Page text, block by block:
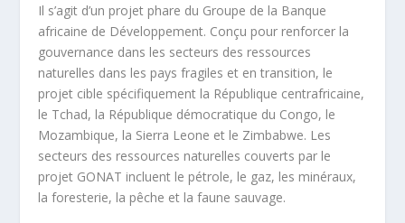
Il s’agit d’un projet phare du Groupe de la Banque
africaine de Développement. Conçu pour renforcer la
gouvernance dans les secteurs des ressources
naturelles dans les pays fragiles et en transition, le
projet cible spécifiquement la République centrafricaine,
le Tchad, la République démocratique du Congo, le
Mozambique, la Sierra Leone et le Zimbabwe. Les
secteurs des ressources naturelles couverts par le
projet GONAT incluent le pétrole, le gaz, les minéraux,
la foresterie, la pêche et la faune sauvage.